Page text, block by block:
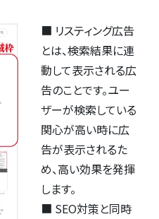
■ リスティング広告
とは、検索結果に連
動して表示される広
告のことです。ユー
ザーが検索している
関心が高い時に広
告が表示されるた
め、高い効果を発揮
します。
■ SEO対策と同時